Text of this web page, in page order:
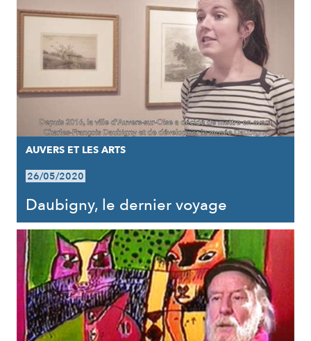
AUVERS ET LES ARTS
26/05/2020
Daubigny, le dernier voyage